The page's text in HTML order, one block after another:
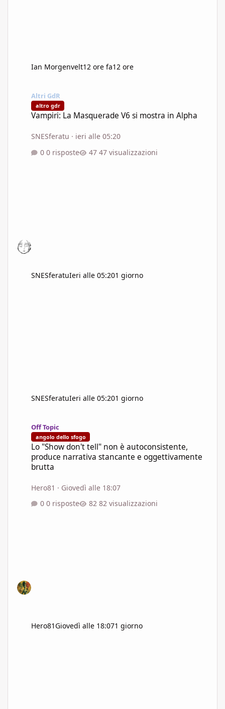
Ian Morgenvelt12 ore fa12 ore
Altri GdR
altro gdr
Vampiri: La Masquerade V6 si mostra in Alpha
SNESferatu · ieri alle 05:20
0 risposte
47 visualizzazioni
SNESferatuIeri alle 05:201 giorno
SNESferatuIeri alle 05:201 giorno
Off Topic
angolo dello sfogo
Lo "Show don't tell" non è autoconsistente,
produce narrativa stancante e oggettivamente
brutta
Hero81 · Giovedì alle 18:07
0 risposte
82 visualizzazioni
Hero81 Giovedì alle 18:071 giorno